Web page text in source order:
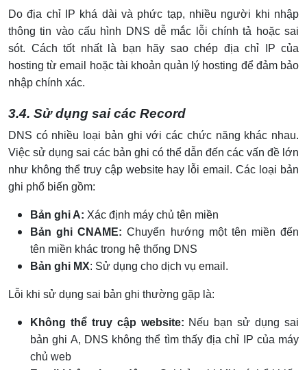
Do địa chỉ IP khá dài và phức tạp, nhiều người khi nhập
thông tin vào cấu hình DNS dễ mắc lỗi chính tả hoặc sai
sót. Cách tốt nhất là bạn hãy sao chép địa chỉ IP của
hosting từ email hoặc tài khoản quản lý hosting để đảm bảo
nhập chính xác.
3.4. Sử dụng sai các Record
DNS có nhiều loại bản ghi với các chức năng khác nhau.
Việc sử dụng sai các bản ghi có thể dẫn đến các vấn đề lớn
như không thể truy cập website hay lỗi email. Các loại bản
ghi phổ biến gồm:
Bản ghi A: Xác định máy chủ tên miền
Bản ghi CNAME: Chuyển hướng một tên miền đến
tên miền khác trong hệ thống DNS
Bản ghi MX: Sử dụng cho dịch vụ email.
Lỗi khi sử dụng sai bản ghi thường gặp là:
Không thể truy cập website: Nếu bạn sử dụng sai
bản ghi A, DNS không thể tìm thấy địa chỉ IP của máy
chủ web